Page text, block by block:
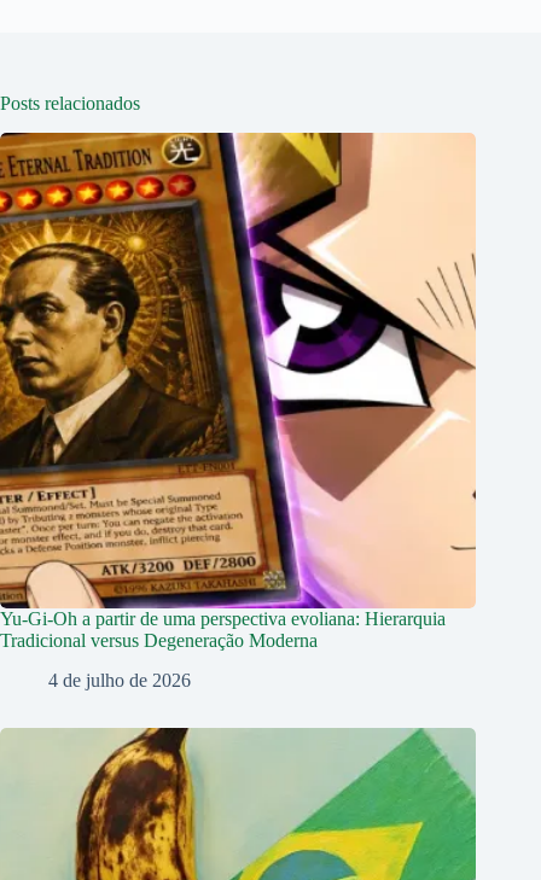
Posts relacionados
Yu-Gi-Oh a partir de uma perspectiva evoliana: Hierarquia
Tradicional versus Degeneração Moderna
4 de julho de 2026